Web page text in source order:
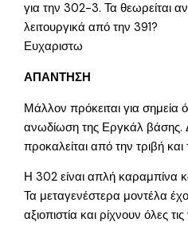
για την 302-3. Τα θεωρείται
λειτουργικά από την 391?
Ευχαριστω
ΑΠΑΝΤΗΣΗ
Μάλλον πρόκειται για σημεία
ανωδίωση της Εργκάλ βάσης.
προκαλείται από την τριβή
Η 302 είναι απλή καραμπίνα
Τα μεταγενέστερα μοντέλα
αξιοπιστία και ρίχνουν όλες